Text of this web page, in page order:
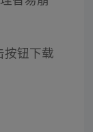
按钮下载